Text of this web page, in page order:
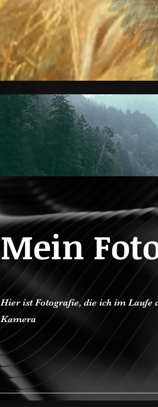
Mein
Hier ist Fotografie, die ich im Laufe
Kamera